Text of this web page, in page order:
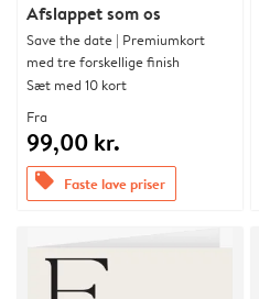
Afslappet som os
Save the date | Premiumkort
med tre forskellige finish
Sæt med 10 kort
Fra
99,00 kr.
offers Faste lave priser